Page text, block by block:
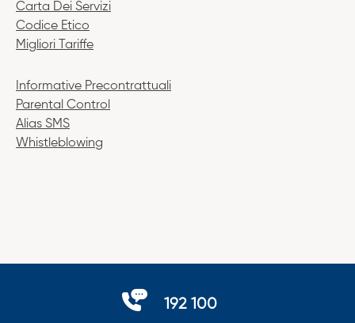
Carta Dei Servizi
Codice Etico
Migliori Tariffe
Informative Precontrattuali
Parental Control
Alias SMS
Whistleblowing
192 100